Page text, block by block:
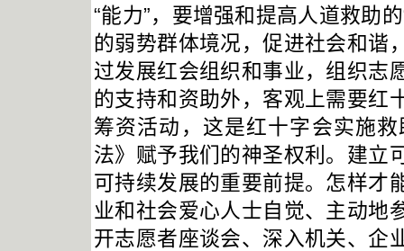
“能力”，要增强和提高人道救助
的弱势群体境况，促进社会和谐
过发展红会组织和事业，组织志
的支持和资助外，客观上需要红
筹资活动，这是红十字会实施
法》赋予我们的神圣权利。建立
可持续发展的重要前提。 怎样才
业和社会爱心人士自觉、主动地
开志愿者座谈会、深入机关、企